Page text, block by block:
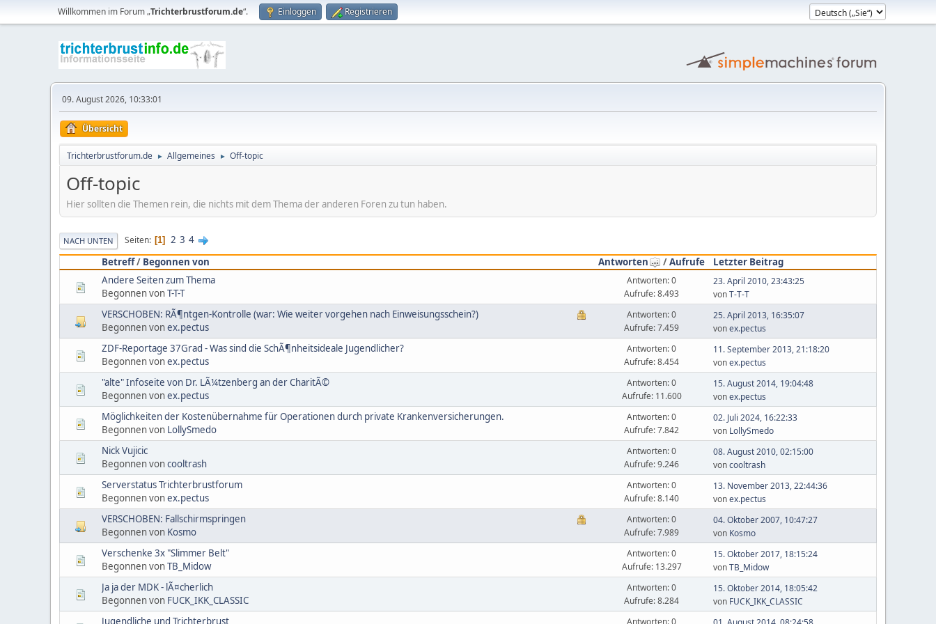
Willkommen im Forum „Trichterbrustforum.de“. Einloggen Registrieren
09. August 2026, 10:33:01
Übersicht
Trichterbrustforum.de ► Allgemeines ► Off-topic
Off-topic
Hier sollten die Themen rein, die nichts mit dem Thema der anderen Foren zu tun haben.
NACH UNTEN Seiten 1 2 3 4
Betreff/ Begonnen von Antworten /Aufrufe
Letzter Beitrag
Andere Seiten zum Thema
Begonnen vonT-T-T
Antworten: 0
Aufrufe: 8.493
23. April 2010, 23:43:25
vonT-T-T
VERSCHOBEN: RÃ¶ntgen-Kontrolle (war: Wie weiter vorgehen nach Einweisungsschein?)
Begonnen vonex.pectus
Antworten: 0
Aufrufe: 7.459
25. April 2013, 16:35:07
vonex.pectus
ZDF-Reportage 37Grad - Was sind die SchÃ¶nheitsideale Jugendlicher?
Begonnen vonex.pectus
Antworten: 0
Aufrufe: 8.454
11. September 2013, 21:18:20
vonex.pectus
"alte" Infoseite von Dr. LÃ¼tzenberg an der CharitÃ©
Begonnen vonex.pectus
Antworten: 0
Aufrufe: 11.600
15. August 2014, 19:04:48
vonex.pectus
Möglichkeiten der Kostenübernahme für Operationen durch private Krankenversicherungen.
Begonnen von LollySmedo
Antworten: 0
Aufrufe: 7.842
02. Juli 2024, 16:22:33
von LollySmedo
Nick Vujicic
Begonnen voncooltrash
Antworten: 0
Aufrufe: 9.246
08. August 2010, 02:15:00
voncooltrash
Serverstatus Trichterbrustforum
Begonnen vonex.pectus
Antworten: 0
Aufrufe: 8.140
13. November 2013, 22:44:36
vonex.pectus
VERSCHOBEN: Fallschirmspringen
Begonnen von Kosmo
Antworten: 0
Aufrufe: 7.989
04. Oktober 2007, 10:47:27
von Kosmo
Verschenke 3x "Slimmer Belt"
Begonnen vonTB_Midow
Antworten: 0
Aufrufe: 13.297
15. Oktober 2017, 18:15:24
vonTB_Midow
Ja ja der MDK - lÃ¤cherlich
Begonnen von FUCK_IKK_CLASSIC
Antworten: 0
Aufrufe: 8.284
15. Oktober 2014, 18:05:42
von FUCK_IKK_CLASSIC
Jugendliche und Trichterbrust Antworten: 0